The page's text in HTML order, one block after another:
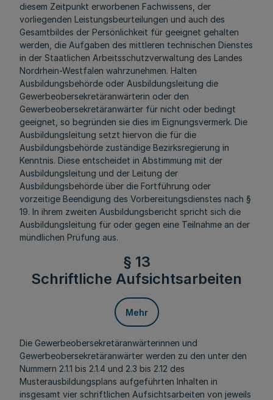
diesem Zeitpunkt erworbenen Fachwissens, der
vorliegenden Leistungsbeurteilungen und auch des
Gesamtbildes der Persönlichkeit für geeignet gehalten
werden, die Aufgaben des mittleren technischen Dienstes
in der Staatlichen Arbeitsschutzverwaltung des Landes
Nordrhein-Westfalen wahrzunehmen. Halten
Ausbildungsbehörde oder Ausbildungsleitung die
Gewerbeobersekretäranwärterin oder den
Gewerbeobersekretäranwärter für nicht oder bedingt
geeignet, so begründen sie dies im Eignungsvermerk. Die
Ausbildungsleitung setzt hiervon die für die
Ausbildungsbehörde zuständige Bezirksregierung in
Kenntnis. Diese entscheidet in Abstimmung mit der
Ausbildungsleitung und der Leitung der
Ausbildungsbehörde über die Fortführung oder
vorzeitige Beendigung des Vorbereitungsdienstes nach §
19. In ihrem zweiten Ausbildungsbericht spricht sich die
Ausbildungsleitung für oder gegen eine Teilnahme an der
mündlichen Prüfung aus.
§ 13
Schriftliche Aufsichtsarbeiten
Mehr
Die Gewerbeobersekretäranwärterinnen und
Gewerbeobersekretäranwärter werden zu den unter den
Nummern 2.1.1 bis 2.1.4 und 2.3 bis 2.12 des
Musterausbildungsplans aufgeführten Inhalten in
insgesamt vier schriftlichen Aufsichtsarbeiten von jeweils